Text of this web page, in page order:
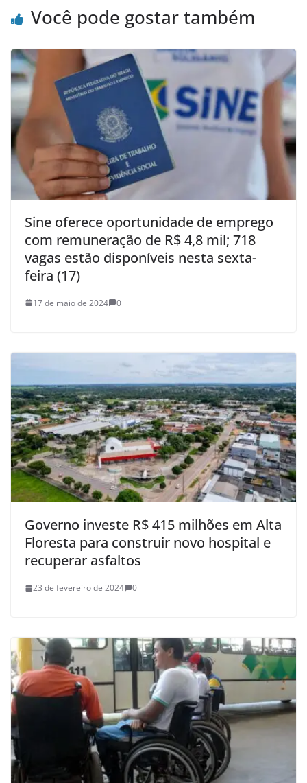
Você pode gostar também
Sine oferece oportunidade de emprego
com remuneração de R$ 4,8 mil; 718
vagas estão disponíveis nesta sexta-
feira (17)
17 de maio de 2024 0
Governo investe R$ 415 milhões em Alta
Floresta para construir novo hospital e
recuperar asfaltos
23 de fevereiro de 2024 0